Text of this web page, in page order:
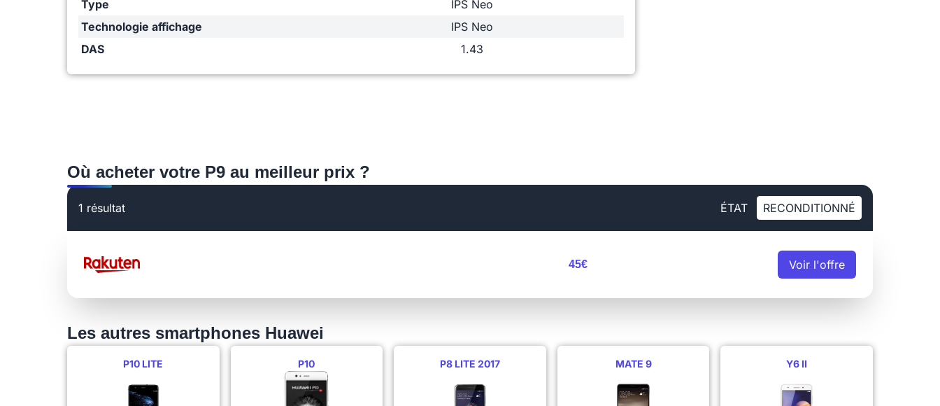
Type
IPS Neo
Technologie affichage
IPS Neo
DAS
1.43
Où acheter votre P9 au meilleur prix ?
1 résultat ÉTAT RECONDITIONNÉ
45€ Voir l'offre
Les autres smartphones Huawei
P10 LITE P10 P8 LITE 2017 MATE 9 Y6 II